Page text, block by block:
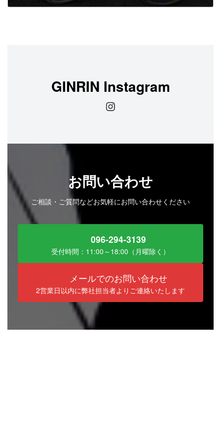
GINRIN Instagram
Instagram
お問い合わせ
ご相談・ご質問などお気軽にお問い合わせください
096-294-3139
受付時間：11:00～18:00（月曜除く）
メールでのお問い合わせ
2営業日以内に弊社担当者よりご連絡いたします